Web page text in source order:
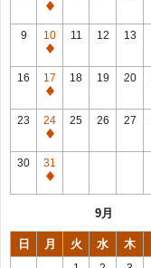
休
館
日
9
10
休
館
日
11 12 13
16
17
休
館
日
18 19 20
23
24
休
館
日
25 26 27
30
31
休
9月
日 月 火 水 木